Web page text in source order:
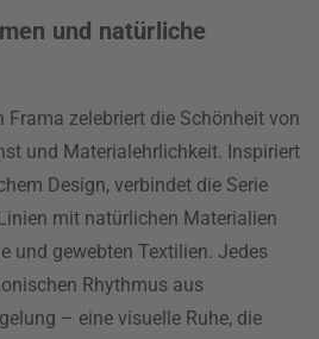
und natürliche
Frama zelebriert die Schönheit von
und Materialehrlichkeit. Inspiriert
Design, verbindet die Serie
mit natürlichen Materialien
und gewebten Textilien. Jedes
Rhythmus aus
– eine visuelle Ruhe, die